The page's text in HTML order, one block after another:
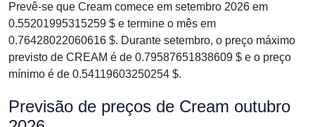
Prevê-se que Cream comece em setembro 2026 em
0.55201995315259 $ e termine o mês em
0.76428022060616 $. Durante setembro, o preço máximo
previsto de CREAM é de 0.79587651838609 $ e o preço
mínimo é de 0.54119603250254 $.
Previsão de preços de Cream outubro